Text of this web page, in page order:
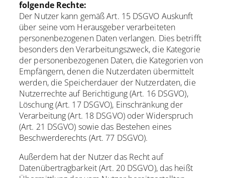
folgende Rechte:
Der Nutzer kann gemäß Art. 15 DSGVO Auskunft
über seine vom Herausgeber verarbeiteten
personenbezogenen Daten verlangen. Dies betrifft
besonders den Verarbeitungszweck, die Kategorie
der personenbezogenen Daten, die Kategorien von
Empfängern, denen die Nutzerdaten übermittelt
werden, die Speicherdauer der Nutzerdaten, die
Nutzerrechte auf Berichtigung (Art. 16 DSGVO),
Löschung (Art. 17 DSGVO), Einschränkung der
Verarbeitung (Art. 18 DSGVO) oder Widerspruch
(Art. 21 DSGVO) sowie das Bestehen eines
Beschwerderechts (Art. 77 DSGVO).
Außerdem hat der Nutzer das Recht auf
Datenübertragbarkeit (Art. 20 DSGVO), das heißt